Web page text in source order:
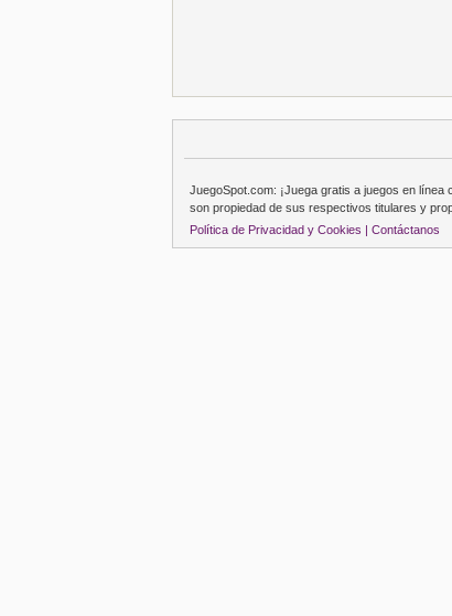
JuegoSpot.com: ¡Juega gratis a juegos en
son propiedad de sus respectivos titulares y
Política de Privacidad y Cookies | Contáctanos